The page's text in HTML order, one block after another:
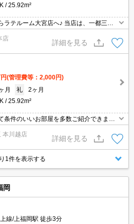
25.92m²
ラテルーム大宮店へ♪ 当店は、一都三県
おりますので、納得のお部屋探しが提供
公開されてない物件多数取扱っておりま
ン物件も御座いまして、お支払いは分割
。 ※当物件は、仲介手数料のご負担0円
店
詳細を見る
(管理費等：2,000円)
月 礼
2ヶ月
25.92m²
条件のいいお部屋を多数ご紹介できます♪
ングまで是非お問い合わせください！
本川越店
詳細を見る
1件を表示する
岡
線/上福岡駅 徒歩3分